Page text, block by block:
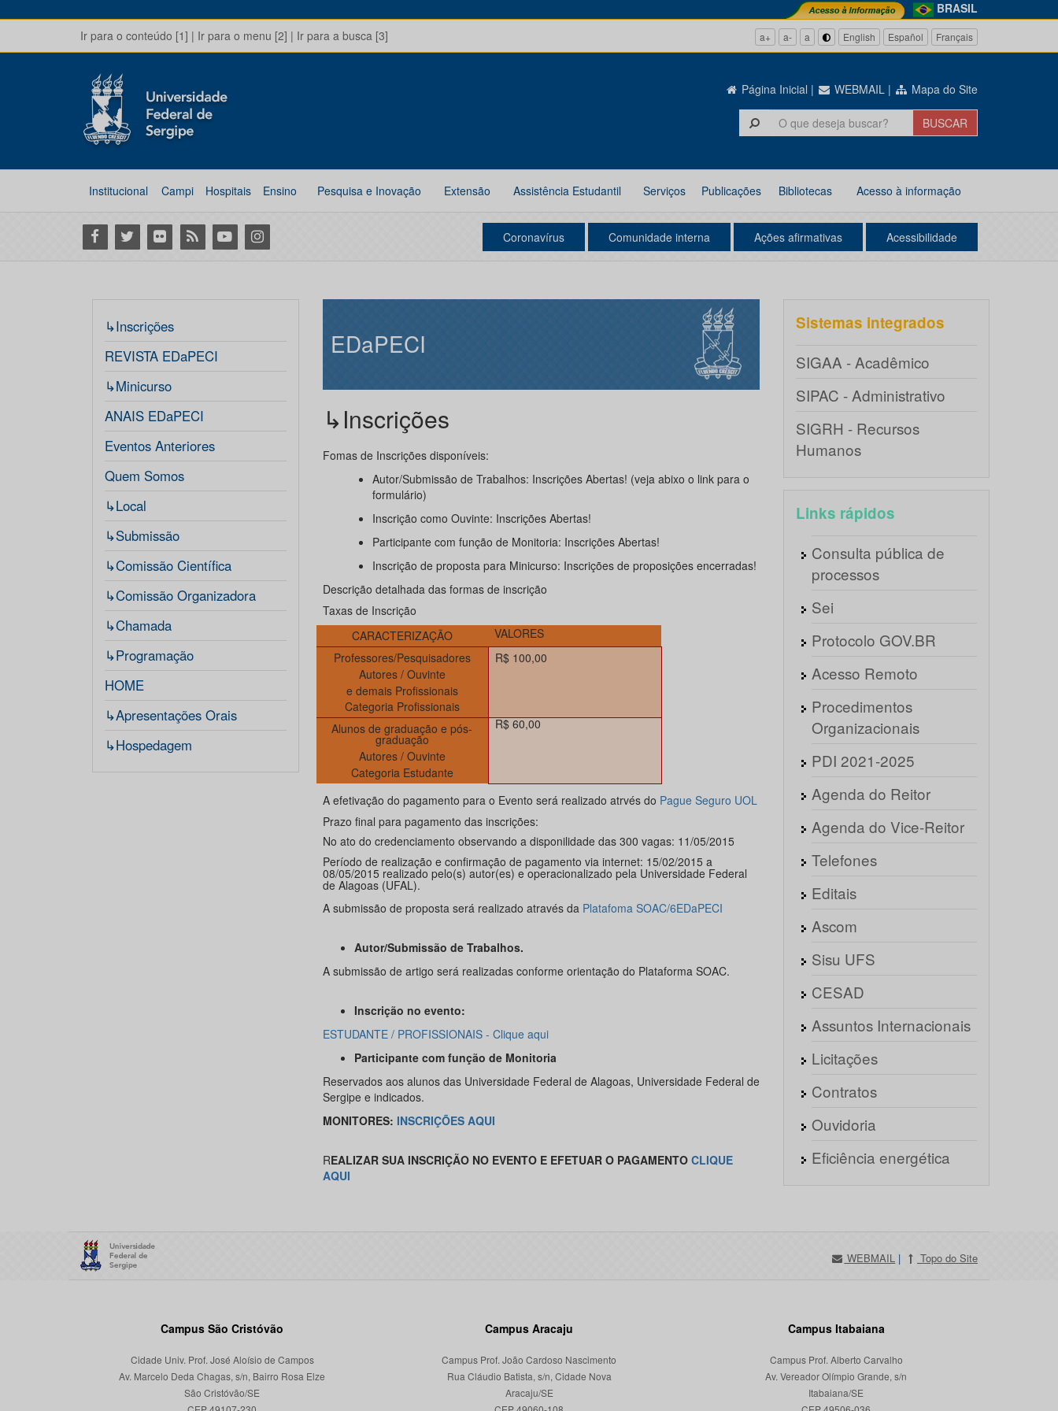
BRASIL
Ir para o conteúdo [1] | Ir para o menu [2] | Ir para a busca [3] a+ a- a English Español Français
Página Inicial | WEBMAIL | Mapa do Site
Institucional Campi Hospitais Ensino Pesquisa e Inovação Extensão Assistência Estudantil Serviços Publicações Bibliotecas Acesso à informação
Facebook
Twitter Flickr RSS YoutubeInstagram Coronavírus Comunidade interna Ações afirmativas Acessibilidade
↳Inscrições
REVISTA EDaPECI
↳Minicurso
ANAIS EDaPECI
Eventos Anteriores
Quem Somos
↳Local
↳Submissão
↳Comissão Científica
↳Comissão Organizadora
↳Chamada
↳Programação
HOME
↳Apresentações Orais
↳Hospedagem
EDaPECI
↳Inscrições
Fomas de Inscrições disponíveis:
Autor/Submissão de Trabalhos: Inscrições Abertas! (veja abixo o link para o
formulário)
Inscrição como Ouvinte: Inscrições Abertas!
Participante com função de Monitoria: Inscrições Abertas!
Inscrição de proposta para Minicurso: Inscrições de proposições encerradas!
Descrição detalhada das formas de inscrição
Taxas de Inscrição
CARACTERIZAÇÃO
VALORES
Professores/Pesquisadores
Autores / Ouvinte
e demais Profissionais
Categoria Profissionais
R$ 100,00
Alunos de graduação e pós-
graduação
Autores / Ouvinte
Categoria Estudante
R$ 60,00
A efetivação do pagamento para o Evento será realizado atrvés do Pague Seguro UOL
Prazo final para pagamento das inscrições:
No ato do credenciamento observando a disponilidade das 300 vagas: 11/05/2015
Período de realização e confirmação de pagamento via internet: 15/02/2015 a
08/05/2015 realizado pelo(s) autor(es) e operacionalizado pela Universidade Federal
de Alagoas (UFAL).
A submissão de proposta será realizado através da Platafoma SOAC/6EDaPECI
Autor/Submissão de Trabalhos.
A submissão de artigo será realizadas conforme orientação do Plataforma SOAC.
Inscrição no evento:
ESTUDANTE / PROFISSIONAIS - Clique aqui
Participante com função de Monitoria
Reservados aos alunos das Universidade Federal de Alagoas, Universidade Federal de
Sergipe e indicados.
MONITORES: INSCRIÇÕES AQUI
REALIZARSUA INSCRIÇÃO NO EVENTO E EFETUAR O PAGAMENTO CLIQUE
AQUI
Sistemas integrados
SIGAA - Acadêmico
SIPAC - Administrativo
SIGRH - Recursos
Humanos
Links rápidos
Consulta pública de
processos
Sei
Protocolo GOV.BR
Acesso Remoto
Procedimentos
Organizacionais
PDI 2021-2025
Agenda do Reitor
Agenda do Vice-Reitor
Telefones
Editais
Ascom
Sisu UFS
CESAD
Assuntos Internacionais
Licitações
Contratos
Ouvidoria
Eficiência energética
WEBMAIL | Topo do Site
Campus São Cristóvão
Cidade Univ. Prof. José Aloísio de Campos
Av. Marcelo Deda Chagas, s/n, Bairro Rosa Elze
São Cristóvão/SE
Campus Aracaju
Campus Prof. João Cardoso Nascimento
Rua Cláudio Batista, s/n, Cidade Nova
Aracaju/SE
Campus Itabaiana
Campus Prof. Alberto Carvalho
Av. Vereador Olímpio Grande, s/n
Itabaiana/SE